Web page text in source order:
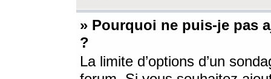
» Pourquoi ne puis-je pas
?
La limite d’options d’un